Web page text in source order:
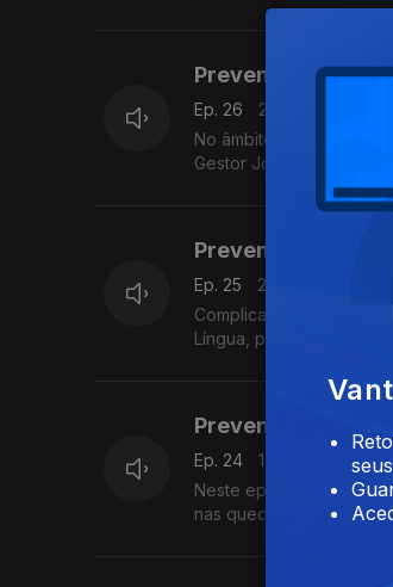
Prevenção de
Ep. 26
27 jun. 2026
No âmbito do Dia
Gestor José Manuel
Prevenção de
Ep. 25
20 jun. 2026
Complicações das
Língua, por ocasião do
Prevenção de
Ep. 24
13 jun. 2026
Neste episódio do A
nas quedas. A 24 de